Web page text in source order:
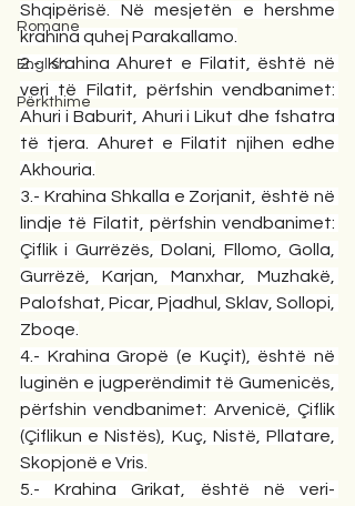
Romane
English
Përkthime
Shqipërisë. Në mesjetën e hershme
krahina quhej Parakallamo.
2.- Krahina Ahuret e Filatit, është në
veri të Filatit, përfshin vendbanimet:
Ahuri i Baburit, Ahuri i Likut dhe fshatra
të tjera. Ahuret e Filatit njihen edhe
Akhouria.
3.- Krahina Shkalla e Zorjanit, është në
lindje të Filatit, përfshin vendbanimet:
Çiflik i Gurrëzës, Dolani, Fllomo, Golla,
Gurrëzë, Karjan, Manxhar, Muzhakë,
Palofshat, Picar, Pjadhul, Sklav, Sollopi,
Zboqe.
4.- Krahina Gropë (e Kuçit), është në
luginën e jugperëndimit të Gumenicës,
përfshin vendbanimet: Arvenicë, Çiflik
(Çiflikun e Nistës), Kuç, Nistë, Pllatare,
Skopjonë e Vris.
5.- Krahina Grikat, është në veri-